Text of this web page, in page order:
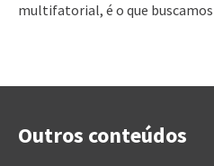
multifatorial, é o que
Outros conteúdos